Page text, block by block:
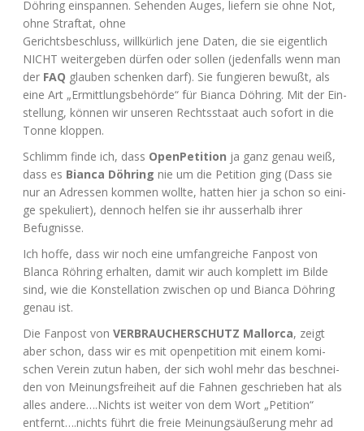
Döh­ring ein­span­nen. Sehen­den Auges, lie­fern sie ohne Not,
ohne Straf­tat, ohne
Gerichts­be­schluss, will­kür­lich jene Daten, die sie eigent­lich
NICHT wei­ter­ge­ben dür­fen oder sol­len (jeden­falls wenn man
der FAQ glau­ben schen­ken darf). Sie fun­gie­ren bewußt, als
eine Art „Ermitt­lungs­be­hör­de“ für Bian­ca Döh­ring. Mit der Ein­
stel­lung, kön­nen wir unse­ren Rechts­staat auch sofort in die
Ton­ne kloppen.
Schlimm fin­de ich, dass Open­Pe­ti­ti­on ja ganz genau weiß,
dass es Bian­ca Döh­ring nie um die Peti­ti­on ging (Dass sie
nur an Adres­sen kom­men woll­te, hat­ten hier ja schon so eini­
ge spe­ku­liert), den­noch hel­fen sie ihr aus­ser­halb ihrer
Befugnisse.
Ich hof­fe, dass wir noch eine umfang­rei­che Fan­post von
Blan­ca Röh­ring erhal­ten, damit wir auch kom­plett im Bil­de
sind, wie die Kon­stel­la­ti­on zwi­schen op und Bian­ca Döh­ring
genau ist.
Die Fan­post von VERBRAUCHERSCHUTZ Mal­lor­ca, zeigt
aber schon, dass wir es mit open­pe­ti­ti­on mit einem komi­
schen Ver­ein zutun haben, der sich wohl mehr das beschnei­
den von Mei­nungs­frei­heit auf die Fah­nen geschrie­ben hat als
alles andere….Nichts ist wei­ter von dem Wort „Peti­ti­on“
entfernt….nichts führt die freie Mei­nungs­äu­ße­rung mehr ad